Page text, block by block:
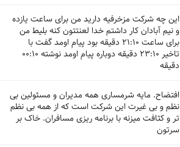
این چه شرکت مزخرفیه دارید من برای ساعت یازده
و نیم آبادان کار داشتم خدا لعنتتون کنه بلیط من
برای ساعت ۲۱:۱۰ دقیقه بود پیام اومد گفت با
تاخیر ۲۳:۱۰ دقیقه دوباره پیام اومد نوشته ۰۰:۱۰
دقیقه
افتضاح. مایه شرمساری همه مدیران و مسئولین بی
نظم و بی غیرت این شرکت است که از همه بی نظم
تر و کثافت میزنه با برنامه ریزی مسافران. خاک بر
سرتون